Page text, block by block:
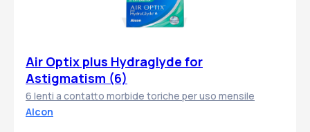
Air Optix plus Hydraglyde for
Astigmatism (6)
6 lenti a contatto morbide toriche per uso mensile
Alcon